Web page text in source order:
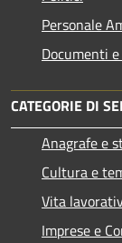
Personale
Documenti
CATEGORIE DI
Anagrafe e
Cultura e
Vita
Imprese e